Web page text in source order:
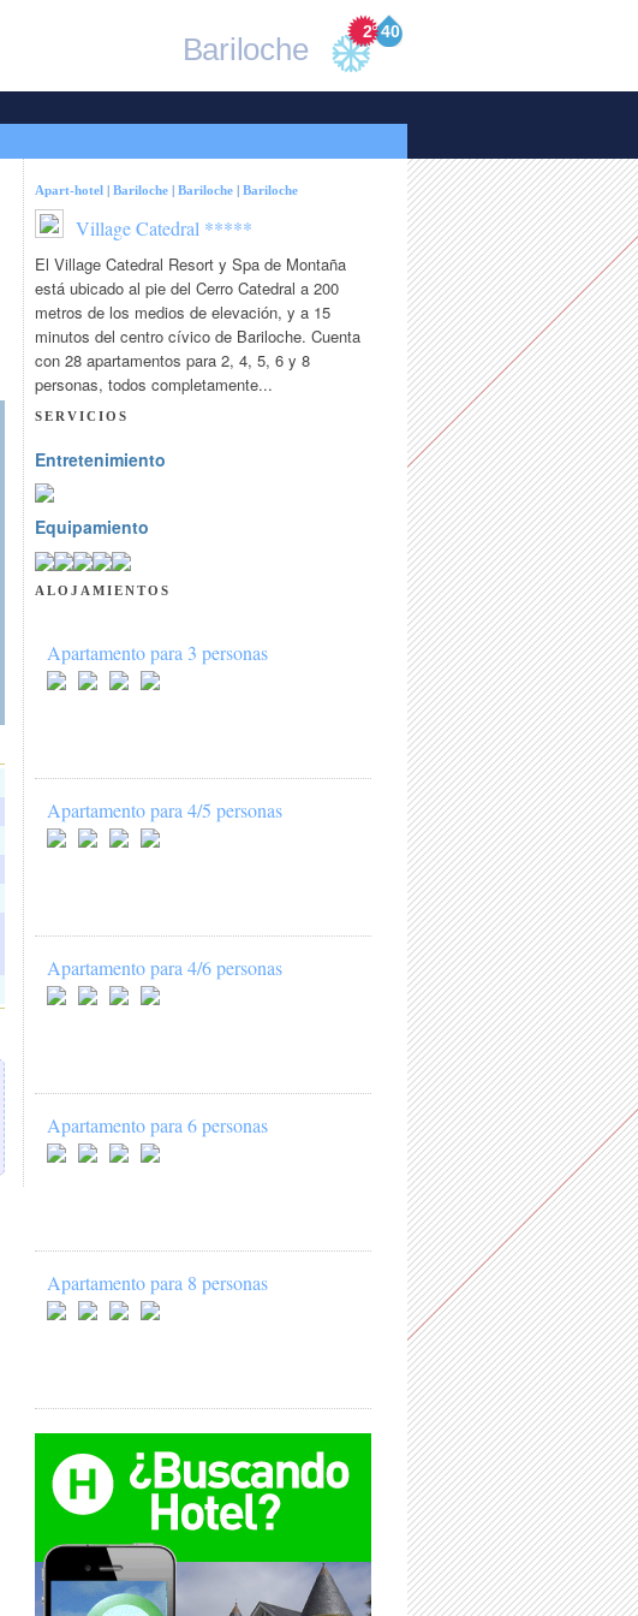
40
2°
Bariloche
Apart-hotel | Bariloche | Bariloche | Bariloche
Village Catedral *****
El Village Catedral Resort y Spa de Montaña
está ubicado al pie del Cerro Catedral a 200
metros de los medios de elevación, y a 15
minutos del centro cívico de Bariloche. Cuenta
con 28 apartamentos para 2, 4, 5, 6 y 8
personas, todos completamente...
SERVICIOS
Entretenimiento
Equipamiento
ALOJAMIENTOS
Apartamento para 3 personas
Apartamento para 4/5 personas
Apartamento para 4/6 personas
Apartamento para 6 personas
Apartamento para 8 personas